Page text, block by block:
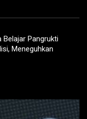
Belajar Pangrukti
Meneguhkan